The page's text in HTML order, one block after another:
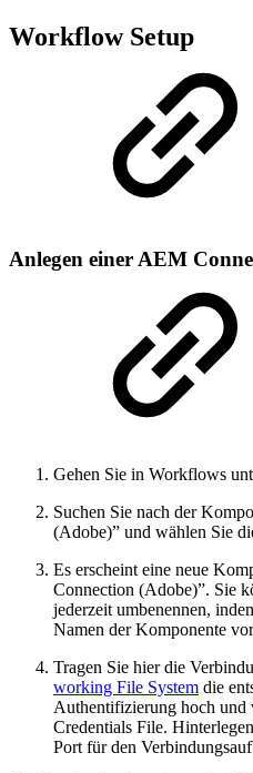
Workflow Setup
Anlegen einer AEM
Gehen Sie in Workflows
Suchen Sie nach der
(Adobe)” und wählen Sie
Es erscheint eine neue
Connection (Adobe)”. Sie
jederzeit umbenennen,
Namen der Komponente
Tragen Sie hier die
working File System die
Authentifizierung hoch und
Credentials File.
Port für den